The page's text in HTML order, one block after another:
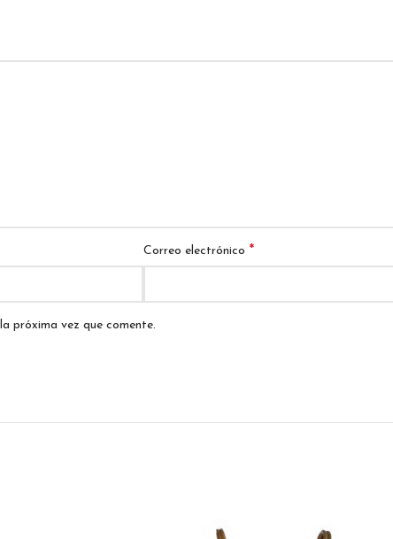
Correo electrónico *
próxima vez que comente.